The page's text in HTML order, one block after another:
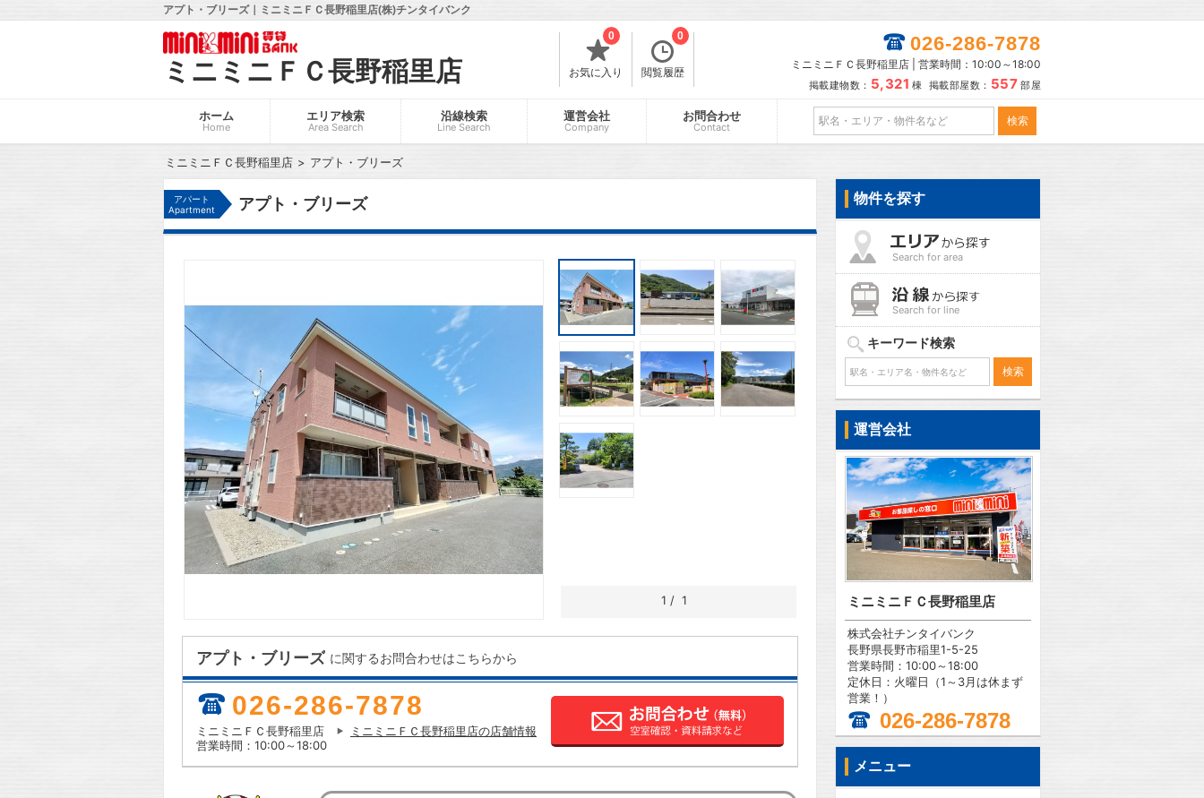
アプト・ブリーズ｜ミニミニＦＣ長野稲里店(株)チンタイバンク
ミニミニＦＣ長野稲里店 お気に入り
0
閲覧履歴
0 026-286-7878
ミニミニＦＣ長野稲里店 | 営業時間：10:00～18:00
掲載建物数： 5,321 棟 掲載部屋数： 557 部屋
ホーム
Home
エリア検索
Area Search
沿線検索
Line Search
運営会社
Company
お問合わせ
Contact
ミニミニＦＣ長野稲里店 アプト・ブリーズ
アパート
Apartment
アプト・ブリーズ
1 / 1
アプト・ブリーズ に関するお問合わせはこちらから
026-286-7878
ミニミニＦＣ長野稲里店
ミニミニＦＣ長野稲里店の店舗情報
営業時間：10:00～18:00
物件を探す
Search for area
Search for line
キーワード検索
運営会社
ミニミニＦＣ長野稲里店
株式会社チンタイバンク
長野県長野市稲里1-5-25
営業時間：10:00～18:00
定休日：火曜日（1～3月は休まず
営業！）
026-286-7878
メニュー